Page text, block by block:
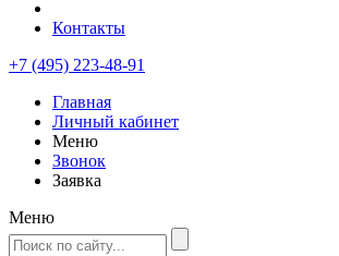
Контакты
+7 (495) 223-48-91
Главная
Личный кабинет
Меню
Звонок
Заявка
Меню